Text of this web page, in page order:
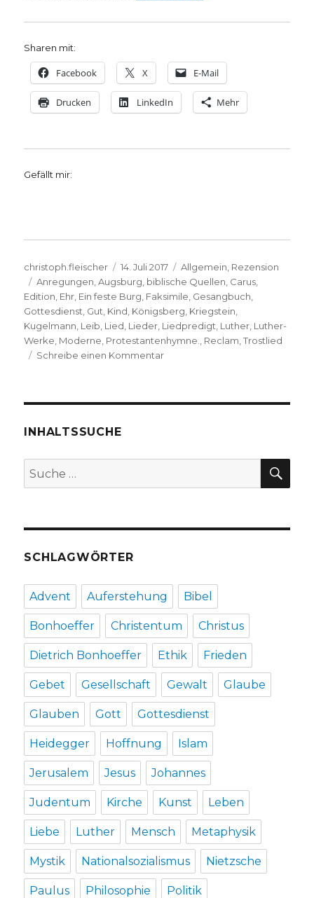
Sharen mit:
Facebook X E-Mail
Drucken LinkedIn Mehr
Gefällt mir:
Autor
christoph.fleischer
Veröffentlicht
am
14. Juli 2017 Kategorien
Allgemein Rezension
Schlagwörter
Anregungen ,Augsburg biblische Quellen Carus
Edition Ehr Ein feste Burg Faksimile Gesangbuch
Gottesdienst Gut Kind Königsberg Kriegstein
Kugelmann Leib Lied Lieder Liedpredigt Luther Luther-
Werke Moderne Protestantenhymne. Reclam ,Trostlied
Schreibe einen Kommentarzu
Rezension
Christoph
2017
INHALTSSUCHE
Suche
nach:
SCHLAGWÖRTER
Advent Auferstehung Bibel
Bonhoeffer Christentum Christus
Dietrich Bonhoeffer Ethik Frieden
Gebet Gesellschaft Gewalt Glaube
Glauben Gott Gottesdienst
Heidegger Hoffnung Islam
Jerusalem Jesus Johannes
Judentum Kirche Kunst Leben
Liebe Luther Mensch Metaphysik
Mystik Nationalsozialismus Nietzsche
Paulus Philosophie Politik